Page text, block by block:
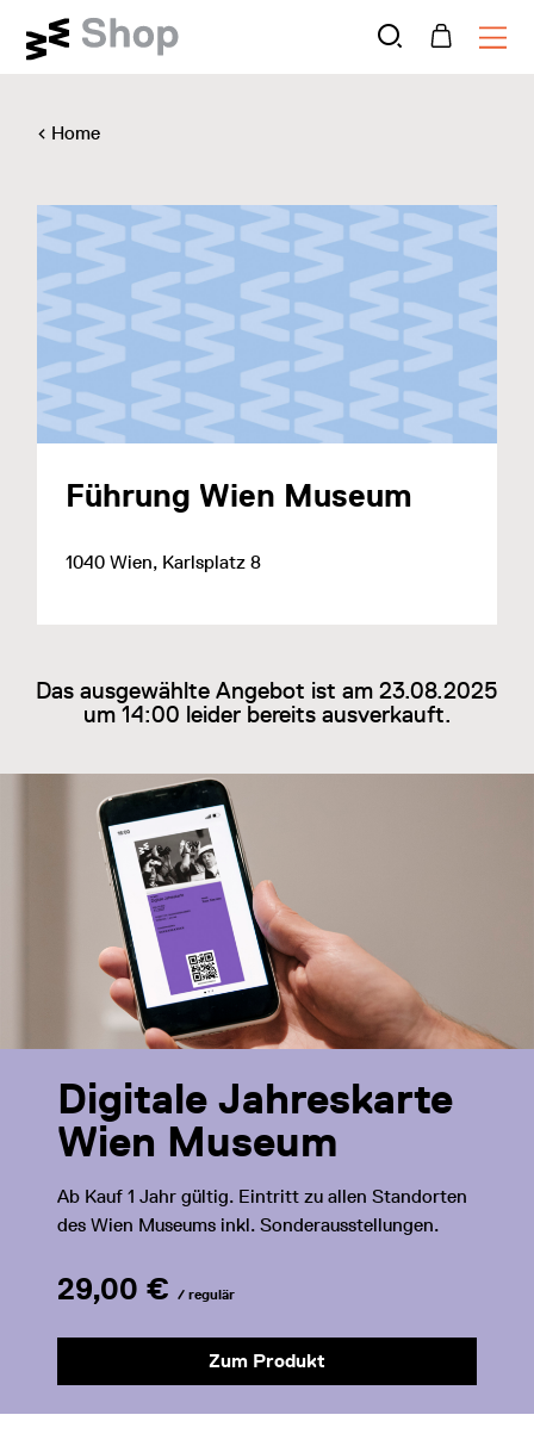
Home
Führung Wien Museum
1040 Wien, Karlsplatz 8
Das ausgewählte Angebot ist am 23.08.2025
um 14:00 leider bereits ausverkauft.
Digitale Jahreskarte
Wien Museum
Ab Kauf 1 Jahr gültig. Eintritt zu allen Standorten
des Wien Museums inkl. Sonderausstellungen.
29,00 € / regulär
Zum Produkt